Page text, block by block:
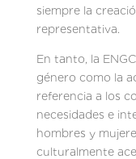
siempre la
representativa.
En tanto, la
género como la
referencia a los
necesidades e
hombres y
culturalmente